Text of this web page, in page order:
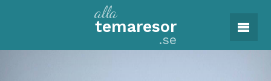
alla
temaresor
.se